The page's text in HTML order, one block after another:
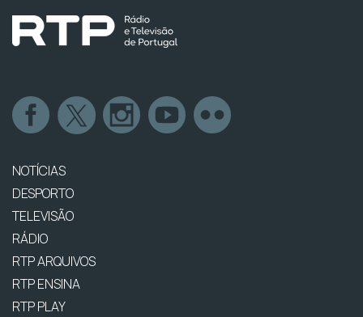
NOTÍCIAS
DESPORTO
TELEVISÃO
RÁDIO
RTP ARQUIVOS
RTP ENSINA
RTP PLAY